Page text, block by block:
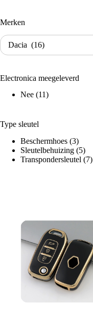
Merken
Dacia (16)
Electronica meegeleverd
Nee (11)
Type sleutel
Beschermhoes (3)
Sleutelbehuizing (5)
Transpondersleutel (7)